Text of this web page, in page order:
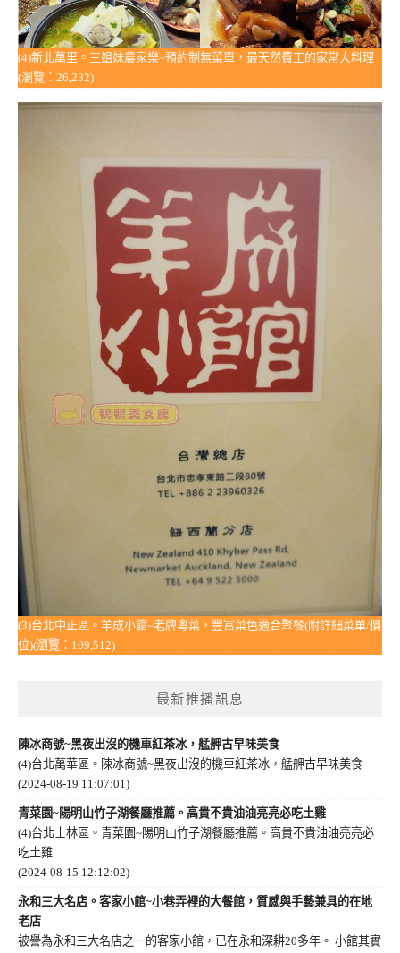
(4)新北萬里。三姐妹農家樂~預約制無菜單，最天然費工的家常大料理
(瀏覽：26,232)
(3)台北中正區。羊成小館~老牌粵菜，豐富菜色適合聚餐(附詳細菜單/價
位)(瀏覽：109,512)
最新推播訊息
陳冰商號~黑夜出沒的機車紅茶冰，艋舺古早味美食
(4)台北萬華區。陳冰商號~黑夜出沒的機車紅茶冰，艋舺古早味美食
(2024-08-19 11:07:01)
青菜園~陽明山竹子湖餐廳推薦。高貴不貴油油亮亮必吃土雞
(4)台北士林區。青菜園~陽明山竹子湖餐廳推薦。高貴不貴油油亮亮必
吃土雞
(2024-08-15 12:12:02)
永和三大名店。客家小館~小巷弄裡的大餐館，質感與手藝兼具的在地
老店
被譽為永和三大名店之一的客家小館，已在永和深耕20多年。 小館其實